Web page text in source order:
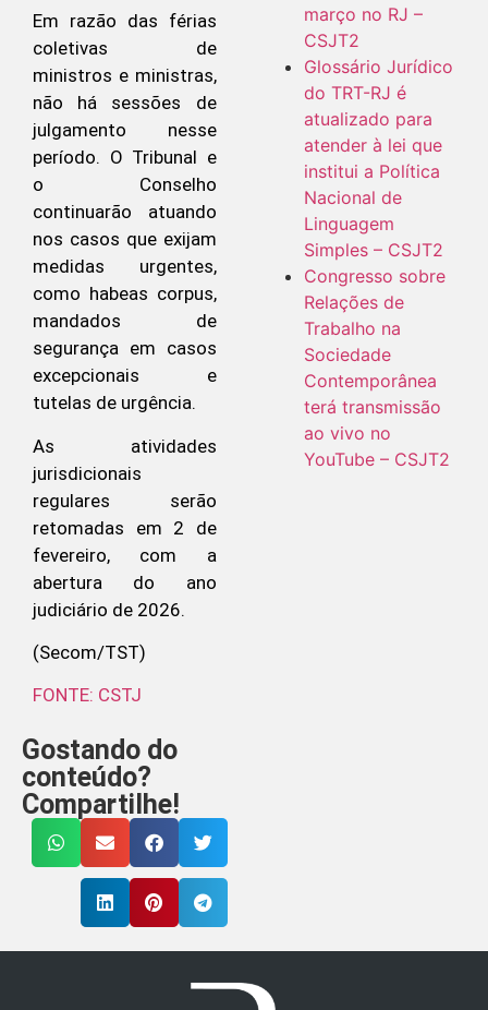
Em razão das férias
coletivas de
ministros e ministras,
não há sessões de
julgamento nesse
período. O Tribunal e
o Conselho
continuarão atuando
nos casos que exijam
medidas urgentes,
como habeas corpus,
mandados de
segurança em casos
excepcionais e
tutelas de urgência.
As atividades
jurisdicionais
regulares serão
retomadas em 2 de
fevereiro, com a
abertura do ano
judiciário de 2026.
(Secom/TST)
FONTE: CSTJ
Gostando do
conteúdo?
Compartilhe!
março no RJ –
CSJT2
Glossário Jurídico
do TRT-RJ é
atualizado para
atender à lei que
institui a Política
Nacional de
Linguagem
Simples – CSJT2
Congresso sobre
Relações de
Trabalho na
Sociedade
Contemporânea
terá transmissão
ao vivo no
YouTube – CSJT2